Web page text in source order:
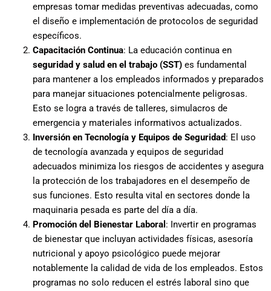
empresas tomar medidas preventivas adecuadas, como
el diseño e implementación de protocolos de seguridad
específicos.
Capacitación Continua: La educación continua en
seguridad y salud en el trabajo (SST)es fundamental
para mantener a los empleados informados y preparados
para manejar situaciones potencialmente peligrosas.
Esto se logra a través de talleres, simulacros de
emergencia y materiales informativos actualizados.
Inversión en Tecnología y Equipos de Seguridad: El uso
de tecnología avanzada y equipos de seguridad
adecuados minimiza los riesgos de accidentes y asegura
la protección de los trabajadores en el desempeño de
sus funciones. Esto resulta vital en sectores donde la
maquinaria pesada es parte del día a día.
Promoción del Bienestar Laboral : Invertir en programas
de bienestar que incluyan actividades físicas, asesoría
nutricional y apoyo psicológico puede mejorar
notablemente la calidad de vida de los empleados. Estos
programas no solo reducen el estrés laboral sino que